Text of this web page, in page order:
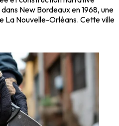
New Bordeaux en 1968, une
La Nouvelle-Orléans. Cette ville